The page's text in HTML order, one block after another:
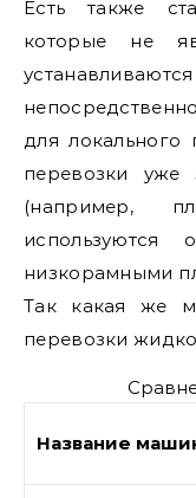
Есть также
которые не
для локального
перевозки уже
(например,
используются
низкорамными
Так какая же
перевозки
Название